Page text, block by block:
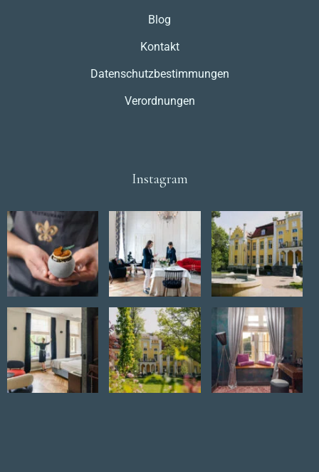
Blog
Kontakt
Datenschutzbestimmungen
Verordnungen
Instagram